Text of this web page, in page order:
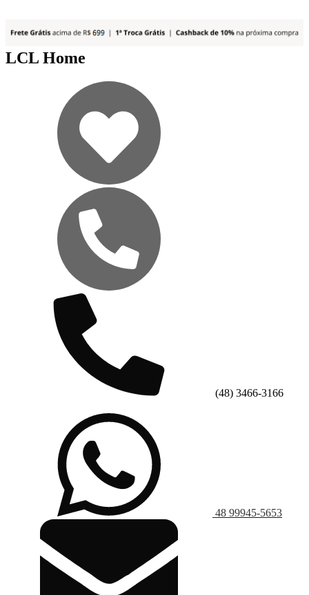
LCL Home
(48) 3466-3166
48 99945-5653